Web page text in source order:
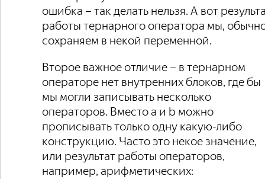
ошибка – так делать нельзя. А вот
работы тернарного оператора мы,
сохраняем в некой переменной.
Второе важное отличие – в тернарном
операторе нет внутренних блоков, где бы
мы могли записывать несколько
операторов. Вместо a и b можно
прописывать только одну какую-либо
конструкцию. Часто это некое значение,
или результат работы операторов,
например, арифметических: